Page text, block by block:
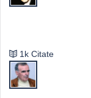
1k Citate